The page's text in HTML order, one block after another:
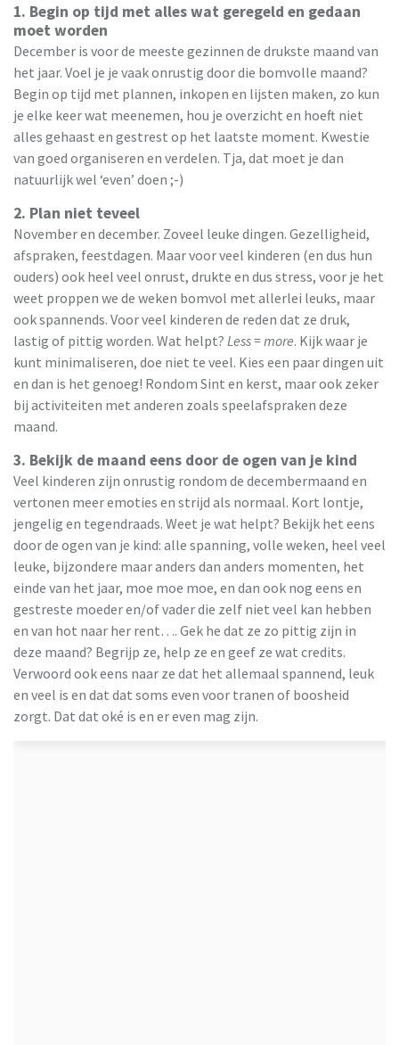
1. Begin op tijd met alles wat geregeld en gedaan
moet worden
December is voor de meeste gezinnen de drukste maand van
het jaar. Voel je je vaak onrustig door die bomvolle maand?
Begin op tijd met plannen, inkopen en lijsten maken, zo kun
je elke keer wat meenemen, hou je overzicht en hoeft niet
alles gehaast en gestrest op het laatste moment. Kwestie
van goed organiseren en verdelen. Tja, dat moet je dan
natuurlijk wel ‘even’ doen ;-)
2. Plan niet teveel
November en december. Zoveel leuke dingen. Gezelligheid,
afspraken, feestdagen. Maar voor veel kinderen (en dus hun
ouders) ook heel veel onrust, drukte en dus stress, voor je het
weet proppen we de weken bomvol met allerlei leuks, maar
ook spannends. Voor veel kinderen de reden dat ze druk,
lastig of pittig worden. Wat helpt? Less = more. Kijk waar je
kunt minimaliseren, doe niet te veel. Kies een paar dingen uit
en dan is het genoeg! Rondom Sint en kerst, maar ook zeker
bij activiteiten met anderen zoals speelafspraken deze
maand.
3. Bekijk de maand eens door de ogen van je kind
Veel kinderen zijn onrustig rondom de decembermaand en
vertonen meer emoties en strijd als normaal. Kort lontje,
jengelig en tegendraads. Weet je wat helpt? Bekijk het eens
door de ogen van je kind: alle spanning, volle weken, heel veel
leuke, bijzondere maar anders dan anders momenten, het
einde van het jaar, moe moe moe, en dan ook nog eens en
gestreste moeder en/of vader die zelf niet veel kan hebben
en van hot naar her rent…. Gek he dat ze zo pittig zijn in
deze maand? Begrijp ze, help ze en geef ze wat credits.
Verwoord ook eens naar ze dat het allemaal spannend, leuk
en veel is en dat dat soms even voor tranen of boosheid
zorgt. Dat dat oké is en er even mag zijn.